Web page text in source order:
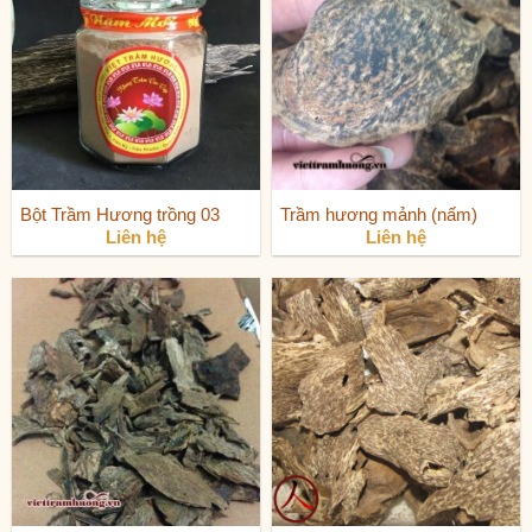
Bột Trầm Hương trồng 03
Liên hệ
Trầm hương mảnh (nấm)
Liên hệ